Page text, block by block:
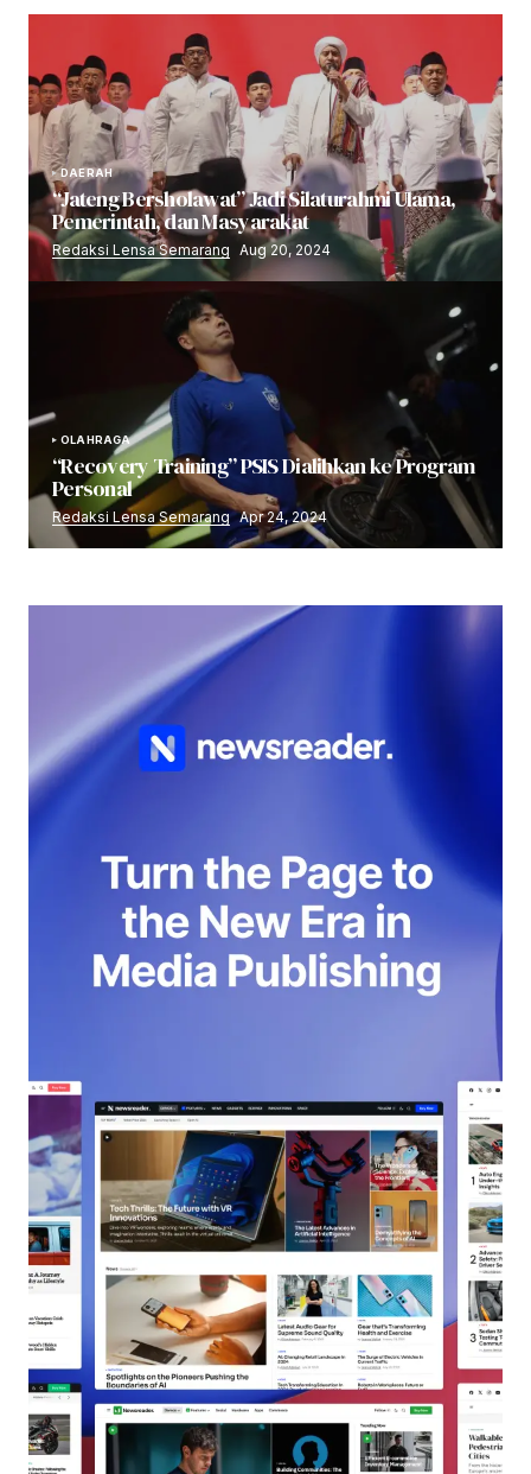
DAERAH
“Jateng Bersholawat” Jadi Silaturahmi Ulama,
Pemerintah, dan Masyarakat
Redaksi Lensa Semarang Aug 20, 2024
OLAHRAGA
“Recovery Training” PSIS Dialihkan ke Program
Personal
Redaksi Lensa Semarang Apr 24, 2024